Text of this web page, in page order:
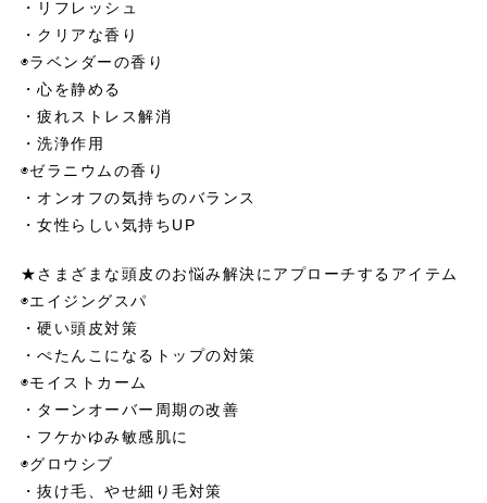
・リフレッシュ
・クリアな香り
◉ラベンダーの香り
・心を静める
・疲れストレス解消
・洗浄作用
◉ゼラニウムの香り
・オンオフの気持ちのバランス
・女性らしい気持ちUP
★さまざまな頭皮のお悩み解決にアプローチするアイテム
◉エイジングスパ
・硬い頭皮対策
・ぺたんこになるトップの対策
◉モイストカーム
・ターンオーバー周期の改善
・フケかゆみ敏感肌に
◉グロウシブ
・抜け毛、やせ細り毛対策